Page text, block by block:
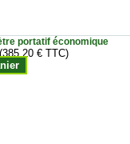
portatif économique
(385.20 € TTC)